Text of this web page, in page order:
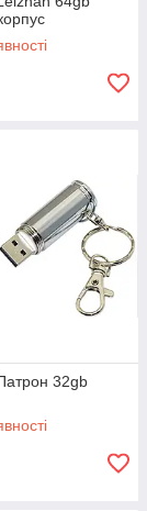
32gb